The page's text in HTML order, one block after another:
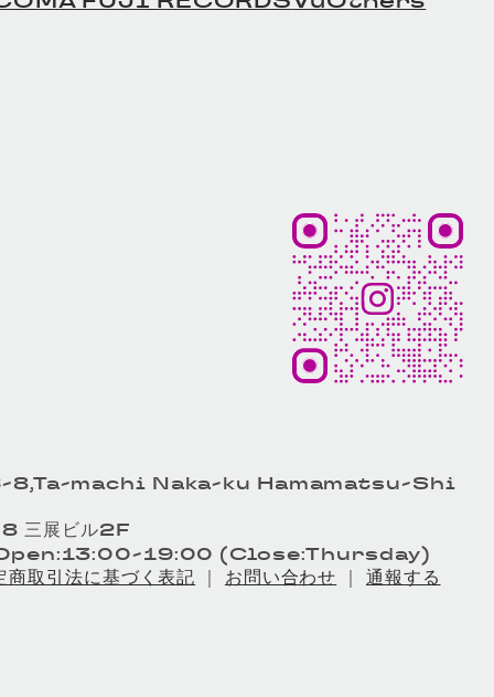
8,Ta-machi Naka-ku Hamamatsu-Shi
三展ビル2F
19:00 (Close:Thursday)
商取引法に基づく表記 ｜ お問い合わせ ｜ 通報する